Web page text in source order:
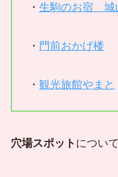
・ 生駒のお宿 城
・ 門前おかげ楼
・ 観光旅館やまと
穴場スポット につい